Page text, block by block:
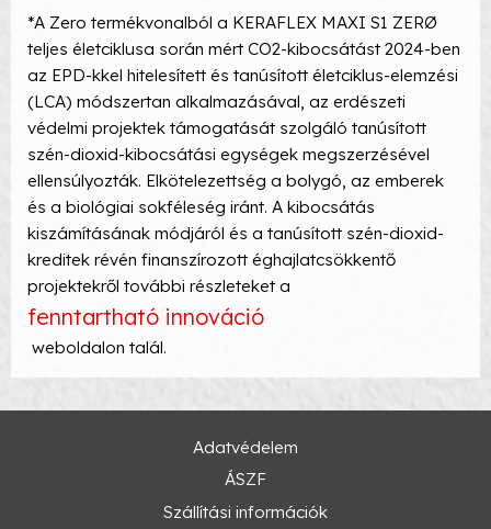
*A Zero termékvonalból a KERAFLEX MAXI S1 ZERØ
teljes életciklusa során mért CO2-kibocsátást 2024-ben
az EPD-kkel hitelesített és tanúsított életciklus-elemzési
(LCA) módszertan alkalmazásával, az erdészeti
védelmi projektek támogatását szolgáló tanúsított
szén-dioxid-kibocsátási egységek megszerzésével
ellensúlyozták. Elkötelezettség a bolygó, az emberek
és a biológiai sokféleség iránt. A kibocsátás
kiszámításának módjáról és a tanúsított szén-dioxid-
kreditek révén finanszírozott éghajlatcsökkentő
projektekről további részleteket a
fenntartható innováció
weboldalon talál.
Adatvédelem
ÁSZF
Szállítási információk